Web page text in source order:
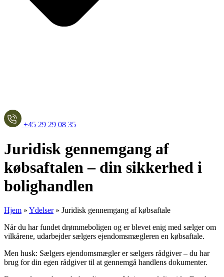
+45 29 29 08 35
Juridisk gennemgang af
købsaftalen – din sikkerhed i
bolighandlen
Hjem » Ydelser» Juridisk gennemgang af købsaftale
Når du har fundet drømmeboligen og er blevet enig med sælger om
vilkårene, udarbejder sælgers ejendomsmægleren en købsaftale.
Men husk: Sælgers ejendomsmægler er sælgers rådgiver – du har
brug for din egen rådgiver til at gennemgå handlens dokumenter.